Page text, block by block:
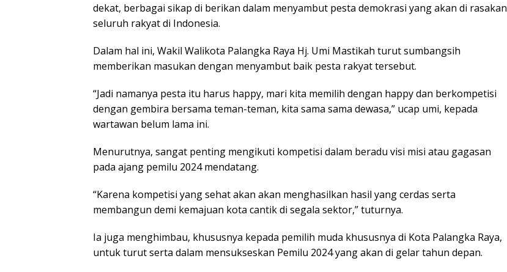
dekat, berbagai sikap di berikan dalam menyambut pesta demokrasi yang akan di rasakan
seluruh rakyat di Indonesia.
Dalam hal ini, Wakil Walikota Palangka Raya Hj. Umi Mastikah turut sumbangsih
memberikan masukan dengan menyambut baik pesta rakyat tersebut.
“Jadi namanya pesta itu harus happy, mari kita memilih dengan happy dan berkompetisi
dengan gembira bersama teman-teman, kita sama sama dewasa,” ucap umi, kepada
wartawan belum lama ini.
Menurutnya, sangat penting mengikuti kompetisi dalam beradu visi misi atau gagasan
pada ajang pemilu 2024 mendatang.
“Karena kompetisi yang sehat akan akan menghasilkan hasil yang cerdas serta
membangun demi kemajuan kota cantik di segala sektor,” tuturnya.
Ia juga menghimbau, khususnya kepada pemilih muda khususnya di Kota Palangka Raya,
untuk turut serta dalam mensukseskan Pemilu 2024 yang akan di gelar tahun depan.